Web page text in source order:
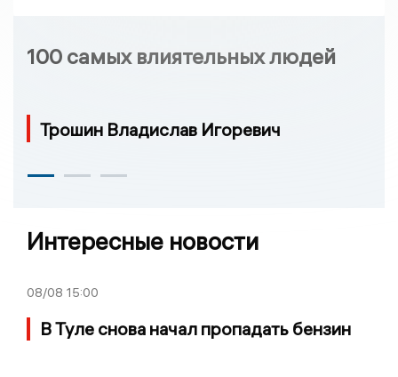
100 самых влиятельных людей
Трошин Владислав Игоревич
Интересные новости
08/08 15:00
В Туле снова начал пропадать бензин